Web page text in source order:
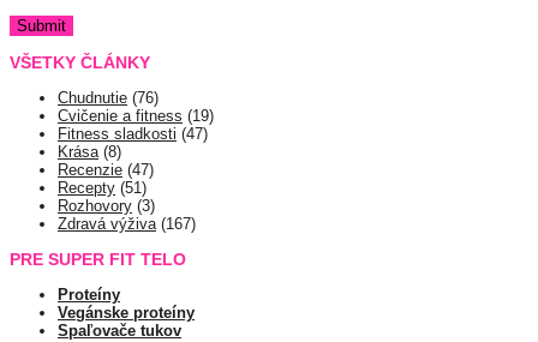
VŠETKY ČLÁNKY
Chudnutie (76)
Cvičenie a fitness (19)
Fitness sladkosti (47)
Krása(8)
Recenzie (47)
Recepty (51)
Rozhovory (3)
Zdravá výživa(167)
PRE SUPER FIT TELO
Proteíny
Vegánske proteíny
Spaľovače tukov